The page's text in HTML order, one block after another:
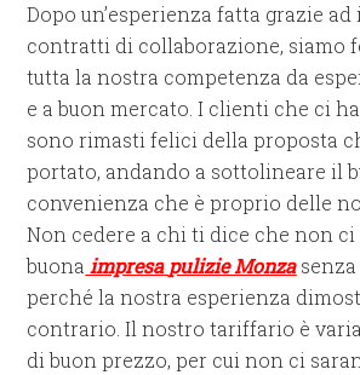
Dopo un’esperienza fatta grazie
contratti di collaborazione, siamo
tutta la nostra competenza da
e a buon mercato. I clienti che ci
sono rimasti felici della proposta
portato, andando a sottolineare il
convenienza che è proprio delle
Non cedere a chi ti dice che non ci
buona impresa pulizie Monzasenza
perché la nostra esperienza
contrario. Il nostro tariffario è
di buon prezzo, per cui non ci